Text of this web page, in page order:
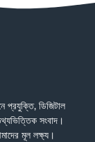
প্রযুক্তি, ডিজিটাল
সংবাদ।
মূল লক্ষ্য।